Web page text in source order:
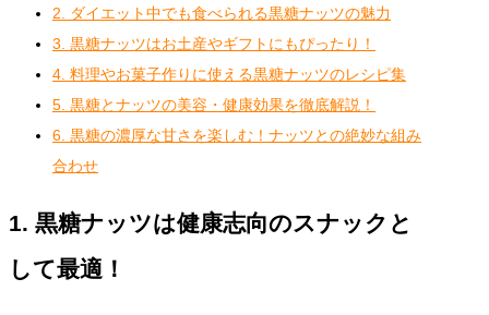
2. ダイエット中でも食べられる黒糖ナッツの魅力
3. 黒糖ナッツはお土産やギフトにもぴったり！
4. 料理やお菓子作りに使える黒糖ナッツのレシピ集
5. 黒糖とナッツの美容・健康効果を徹底解説！
6. 黒糖の濃厚な甘さを楽しむ！ナッツとの絶妙な組み
合わせ
1. 黒糖ナッツは健康志向のスナックと
して最適！